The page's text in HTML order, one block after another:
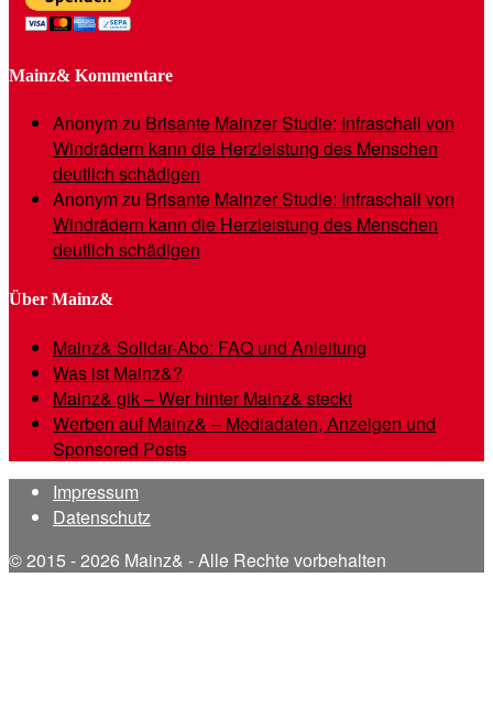
Mainz& Kommentare
Anonymzu Brisante Mainzer Studie: Infraschall von
Windrädern kann die Herzleistung des Menschen
deutlich schädigen
Anonymzu Brisante Mainzer Studie: Infraschall von
Windrädern kann die Herzleistung des Menschen
deutlich schädigen
Über Mainz&
Mainz& Solidar-Abo: FAQ und Anleitung
Was ist Mainz&?
Mainz& gik – Wer hinter Mainz& steckt
Werben auf Mainz& – Mediadaten, Anzeigen und
Sponsored Posts
Impressum
Datenschutz
© 2015 - 2026 Mainz& - Alle Rechte vorbehalten